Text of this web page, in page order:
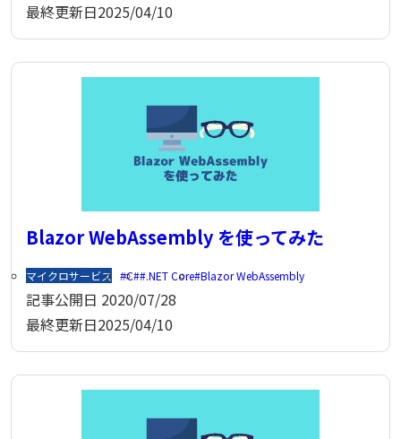
最終更新日2025/04/10
Blazor WebAssembly を使ってみた
マイクロサービス C# .NET Core Blazor WebAssembly
記事公開日 2020/07/28
最終更新日2025/04/10